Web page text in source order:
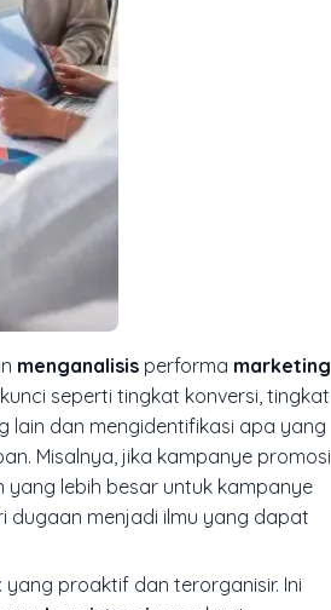
menganalisis performa marketing
seperti tingkat konversi, tingkat
lain dan mengidentifikasi apa yang
Misalnya, jika kampanye promosi
yang lebih besar untuk kampanye
dugaan menjadi ilmu yang dapat
yang proaktif dan terorganisir. Ini